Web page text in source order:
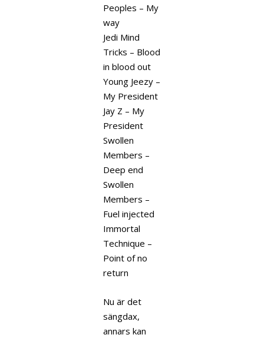
Peoples – My
way
Jedi Mind
Tricks – Blood
in blood out
Young Jeezy –
My President
Jay Z – My
President
Swollen
Members –
Deep end
Swollen
Members –
Fuel injected
Immortal
Technique –
Point of no
return
Nu är det
sängdax,
annars kan